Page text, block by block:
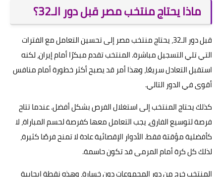
ماذا يحتاج منتخب مصر قبل دور الـ32؟
قبل دور الـ32، يحتاج منتخب مصر إلى تحسين التعامل مع الفترات
التي تلي التسجيل مباشرة. المنتخب تقدم مبكرًا أمام إيران، لكنه
استقبل التعادل سريعًا، وهذا أمر قد يصبح أكثر خطورة أمام منافس
أقوى في الدور التالي.
كذلك يحتاج المنتخب إلى استغلال الفرص بشكل أفضل. عندما تتاح
فرصة لتوسيع الفارق، يجب التعامل معها كفرصة لحسم المباراة، لا
كأفضلية مؤقتة فقط. الأدوار الإقصائية عادة لا تمنح فرصًا كثيرة،
لذلك كل كرة أمام المرمى قد تكون حاسمة.
المنتخب خرج من دور المجموعات دون خسارة، وهذه نقطة إيجابية